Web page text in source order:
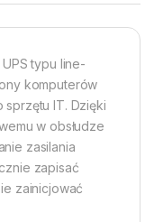
typu line-
komputerów
IT. Dzięki
w obsłudze
zasilania
zapisać
zainicjować